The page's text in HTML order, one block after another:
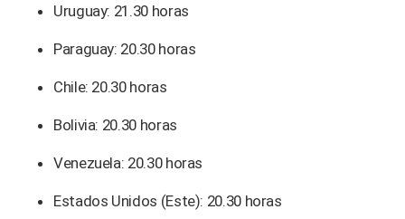
Uruguay: 21.30 horas
Paraguay: 20.30 horas
Chile: 20.30 horas
Bolivia: 20.30 horas
Venezuela: 20.30 horas
Estados Unidos (Este): 20.30 horas